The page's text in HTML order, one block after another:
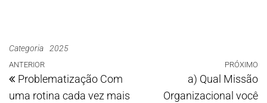
Categoria 2025
ANTERIOR
Problematização Com
uma rotina cada vez mais
PRÓXIMO
a) Qual Missão
Organizacional você